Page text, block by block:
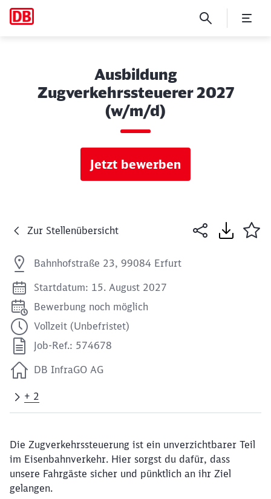
Ausbildung
Zugverkehrssteuerer 2027
(w/m/d)
Jetzt bewerben
Zur Stellenübersicht
Bahnhofstraße 23, 99084 Erfurt
Startdatum: 15. August 2027
Bewerbung noch möglich
Vollzeit (Unbefristet)
Job-Ref.: 574678
DB InfraGO AG
+ 2
Die Zugverkehrssteuerung ist ein unverzichtbarer Teil
im Eisenbahnverkehr. Hier sorgst du dafür, dass
unsere Fahrgäste sicher und pünktlich an ihr Ziel
gelangen.